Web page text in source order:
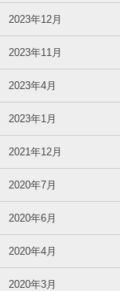
2023年12月
2023年11月
2023年4月
2023年1月
2021年12月
2020年7月
2020年6月
2020年4月
2020年3月